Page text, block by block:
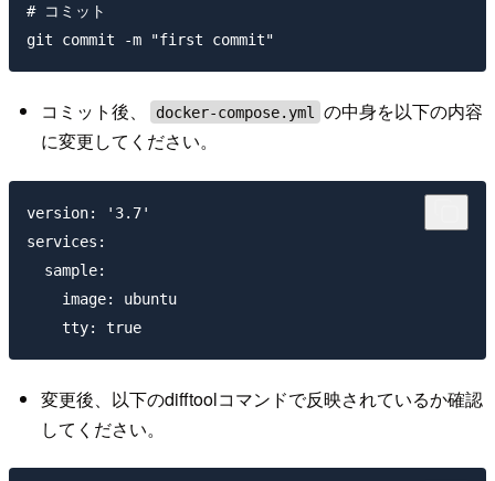
# コミット
コミット後、 docker-compose.yml
の中身を以下の内容
に変更してください。
version: '3.7'
services:
  sample:
    image: ubuntu
変更後、以下のdifftoolコマンドで反映されているか確認
してください。